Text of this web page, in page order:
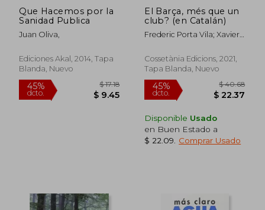
45%
dcto.
$ 42.24
$ 23.23 dcto.
Que Hacemos por la
Sanidad Publica
Juan Oliva,
Ediciones Akal, 2014, Tapa
Blanda, Nuevo
El Barça, més que un
club? (en Catalán)
Frederic Porta Vila; Xavier
Cossetània Edicions, 2021,
Tapa Blanda, Nuevo
Disponible Usado
en Buen Estado a
$ 22.09
Comprar Usado